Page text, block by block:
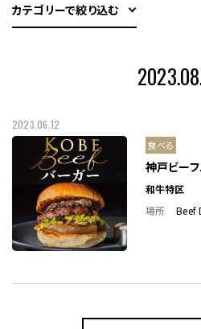
カテゴリーで絞り込む
2023.06.12
食べる
神戸ビーフ
和牛特区
場所
Beef